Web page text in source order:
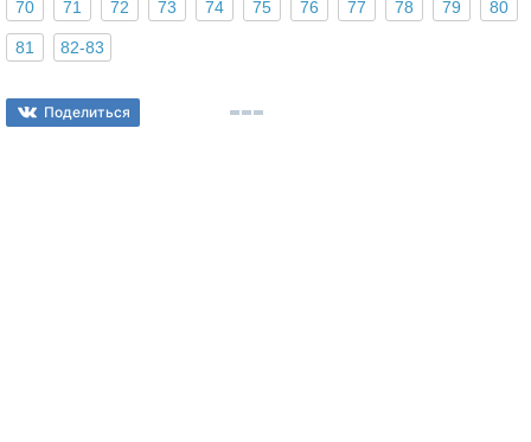
70 71 72 73 74 75 76 77 78 79 80
81 82-83
Поделиться